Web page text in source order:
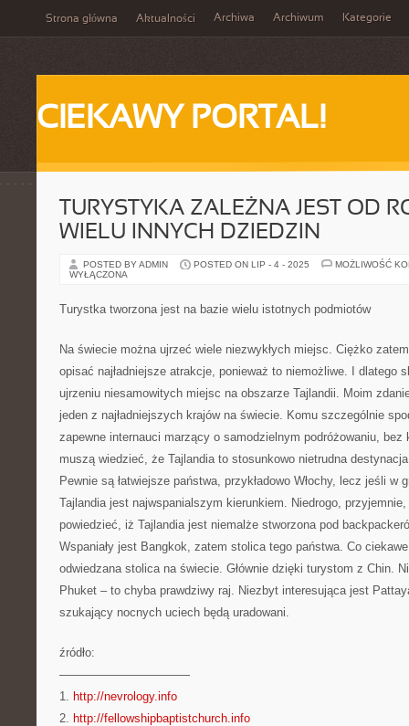
Strona główna Aktualności Archiwa Archiwum Kategorie
CIEKAWY PORTAL!
TURYSTYKA ZALEŻNA JEST OD
WIELU INNYCH DZIEDZIN
POSTED BY ADMIN POSTED ON LIP - 4 - 2025
MOŻLIWOŚĆ
WYŁĄCZONA
Turystka tworzona jest na bazie wielu istotnych podmiotów
Na świecie można ujrzeć wiele niezwykłych miejsc. Ciężko
opisać najładniejsze atrakcje, ponieważ to niemożliwe. I dlatego
ujrzeniu niesamowitych miejsc na obszarze Tajlandii. Moim
jeden z najładniejszych krajów na świecie. Komu szczególnie
zapewne internauci marzący o samodzielnym podróżowaniu,
muszą wiedzieć, że Tajlandia to stosunkowo nietrudna
Pewnie są łatwiejsze państwa, przykładowo Włochy, lecz jeśli w
Tajlandia jest najwspanialszym kierunkiem. Niedrogo,
powiedzieć, iż Tajlandia jest niemalże stworzona pod
Wspaniały jest Bangkok, zatem stolica tego państwa. Co
odwiedzana stolica na świecie. Głównie dzięki turystom z Chin.
Phuket – to chyba prawdziwy raj. Niezbyt interesująca jest
szukający nocnych uciech będą uradowani.
źródło:
———————————
1. http://nevrology.info
2. http://fellowshipbaptistchurch.info